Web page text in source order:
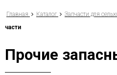
Главная Каталог Запчасти для
части
Прочие